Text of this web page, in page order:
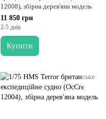
12008), збірна дерев'яна модель
11 850 грн
2-5 днів
Купити